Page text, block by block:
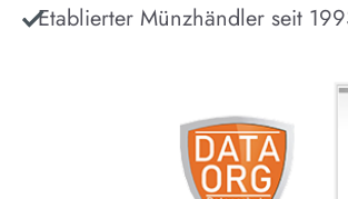
Etablierter Münzhändler seit